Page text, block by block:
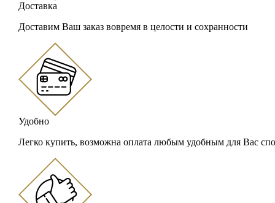
Доставка
Доставим Ваш заказ вовремя в целости и сохранности
Удобно
Легко купить, возможна оплата любым удобным для Вас